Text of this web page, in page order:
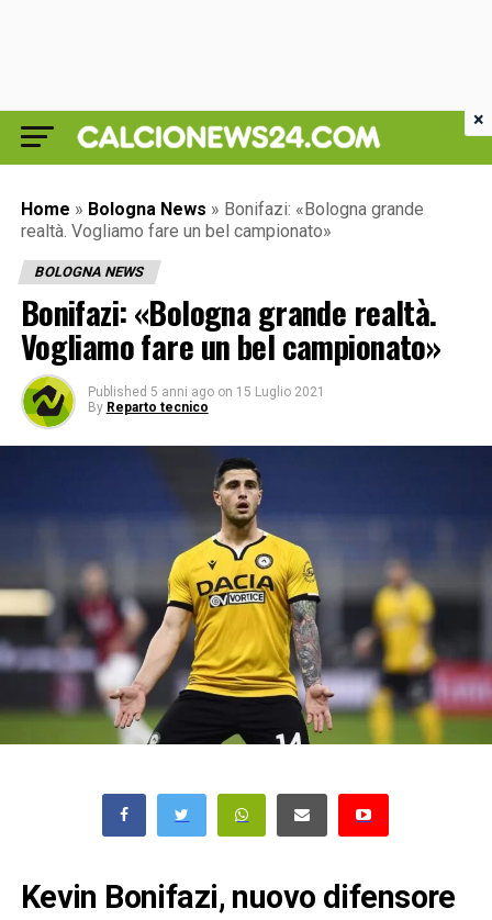
Home » Bologna News » Bonifazi: «Bologna grande
realtà. Vogliamo fare un bel campionato»
BOLOGNA NEWS
Bonifazi: «Bologna grande realtà.
Vogliamo fare un bel campionato»
Published 5 anni ago on 15 Luglio 2021
By Reparto tecnico
Kevin Bonifazi, nuovo difensore
×